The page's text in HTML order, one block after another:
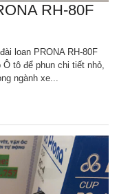
RH-80F
loan PRONA RH-80F
tô để phun chi tiết nhỏ,
ngành xe...